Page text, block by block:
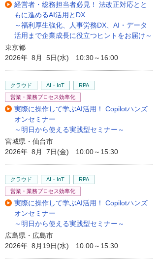
経営者・総務担当者必見！ 法改正対応とと
もに進めるAI活用とDX
～福利厚生強化、人事労務DX、AI・データ
活用まで企業成長に役立つヒントをお届け～
東京都
2026年 8月 5日(水) 10:30～16:00
クラウド AI・IoT
RPA
営業・業務プロセス効率化
実際に操作して学ぶAI活用！ Copilotハンズ
オンセミナー
～明日から使える実践型セミナー～
宮城県・仙台市
2026年 8月 7日(金) 10:00～15:30
クラウド AI・IoT
RPA
営業・業務プロセス効率化
実際に操作して学ぶAI活用！ Copilotハンズ
オンセミナー
～明日から使える実践型セミナー～
広島県・広島市
2026年 8月19日(水) 10:00～15:30